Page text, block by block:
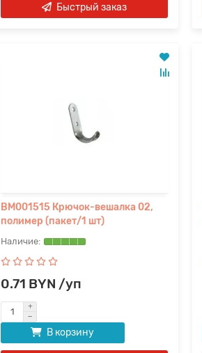
Быстрый заказ
BM001515 Крючок-вешалка 02,
полимер (пакет/1 шт)
0.71 BYN /уп
В корзину